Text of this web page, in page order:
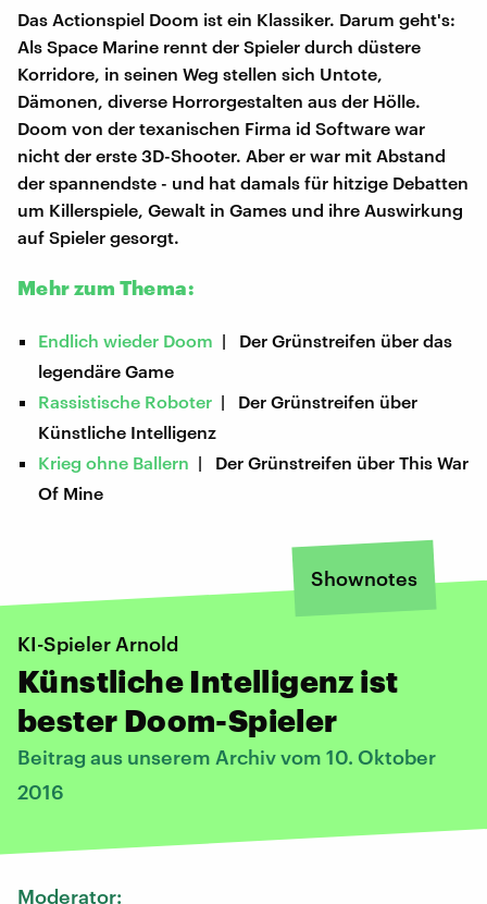
Das Actionspiel Doom ist ein Klassiker. Darum geht's:
Als Space Marine rennt der Spieler durch düstere
Korridore, in seinen Weg stellen sich Untote,
Dämonen, diverse Horrorgestalten aus der Hölle.
Doom von der texanischen Firma id Software war
nicht der erste 3D-Shooter. Aber er war mit Abstand
der spannendste - und hat damals für hitzige Debatten
um Killerspiele, Gewalt in Games und ihre Auswirkung
auf Spieler gesorgt.
Mehr zum Thema:
Endlich wieder Doom | Der Grünstreifen über das
legendäre Game
Rassistische Roboter | Der Grünstreifen über
Künstliche Intelligenz
Krieg ohne Ballern | Der Grünstreifen über This War
Of Mine
Shownotes
KI-Spieler Arnold
Künstliche Intelligenz ist
bester Doom-Spieler
Beitrag aus unserem Archiv vom 10. Oktober
2016
Moderator: